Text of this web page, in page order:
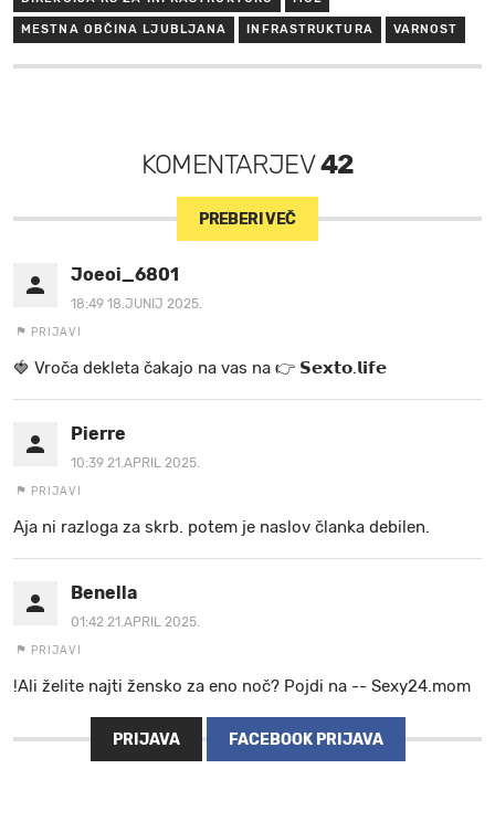
MESTNA OBČINA LJUBLJANA INFRASTRUKTURA VARNOST
KOMENTARJEV42
PREBERI VEČ
Joeoi_6801
18:49 18.JUNIJ 2025.
PRIJAVI
🍓 V r o č a d e k l e t a ča k a jo na va s n a 👉 𝗦𝗲𝘅𝘁𝗼.𝗹𝗶𝗳𝗲
Pierre
10:39 21.APRIL 2025.
PRIJAVI
Aja ni razloga za skrb. potem je naslov članka debilen.
Benella
01:42 21.APRIL 2025.
PRIJAVI
!Ali želite najti žensko za eno noč? Pojdi na -- Sexy24.mom
PRIJAVA FACEBOOK PRIJAVA